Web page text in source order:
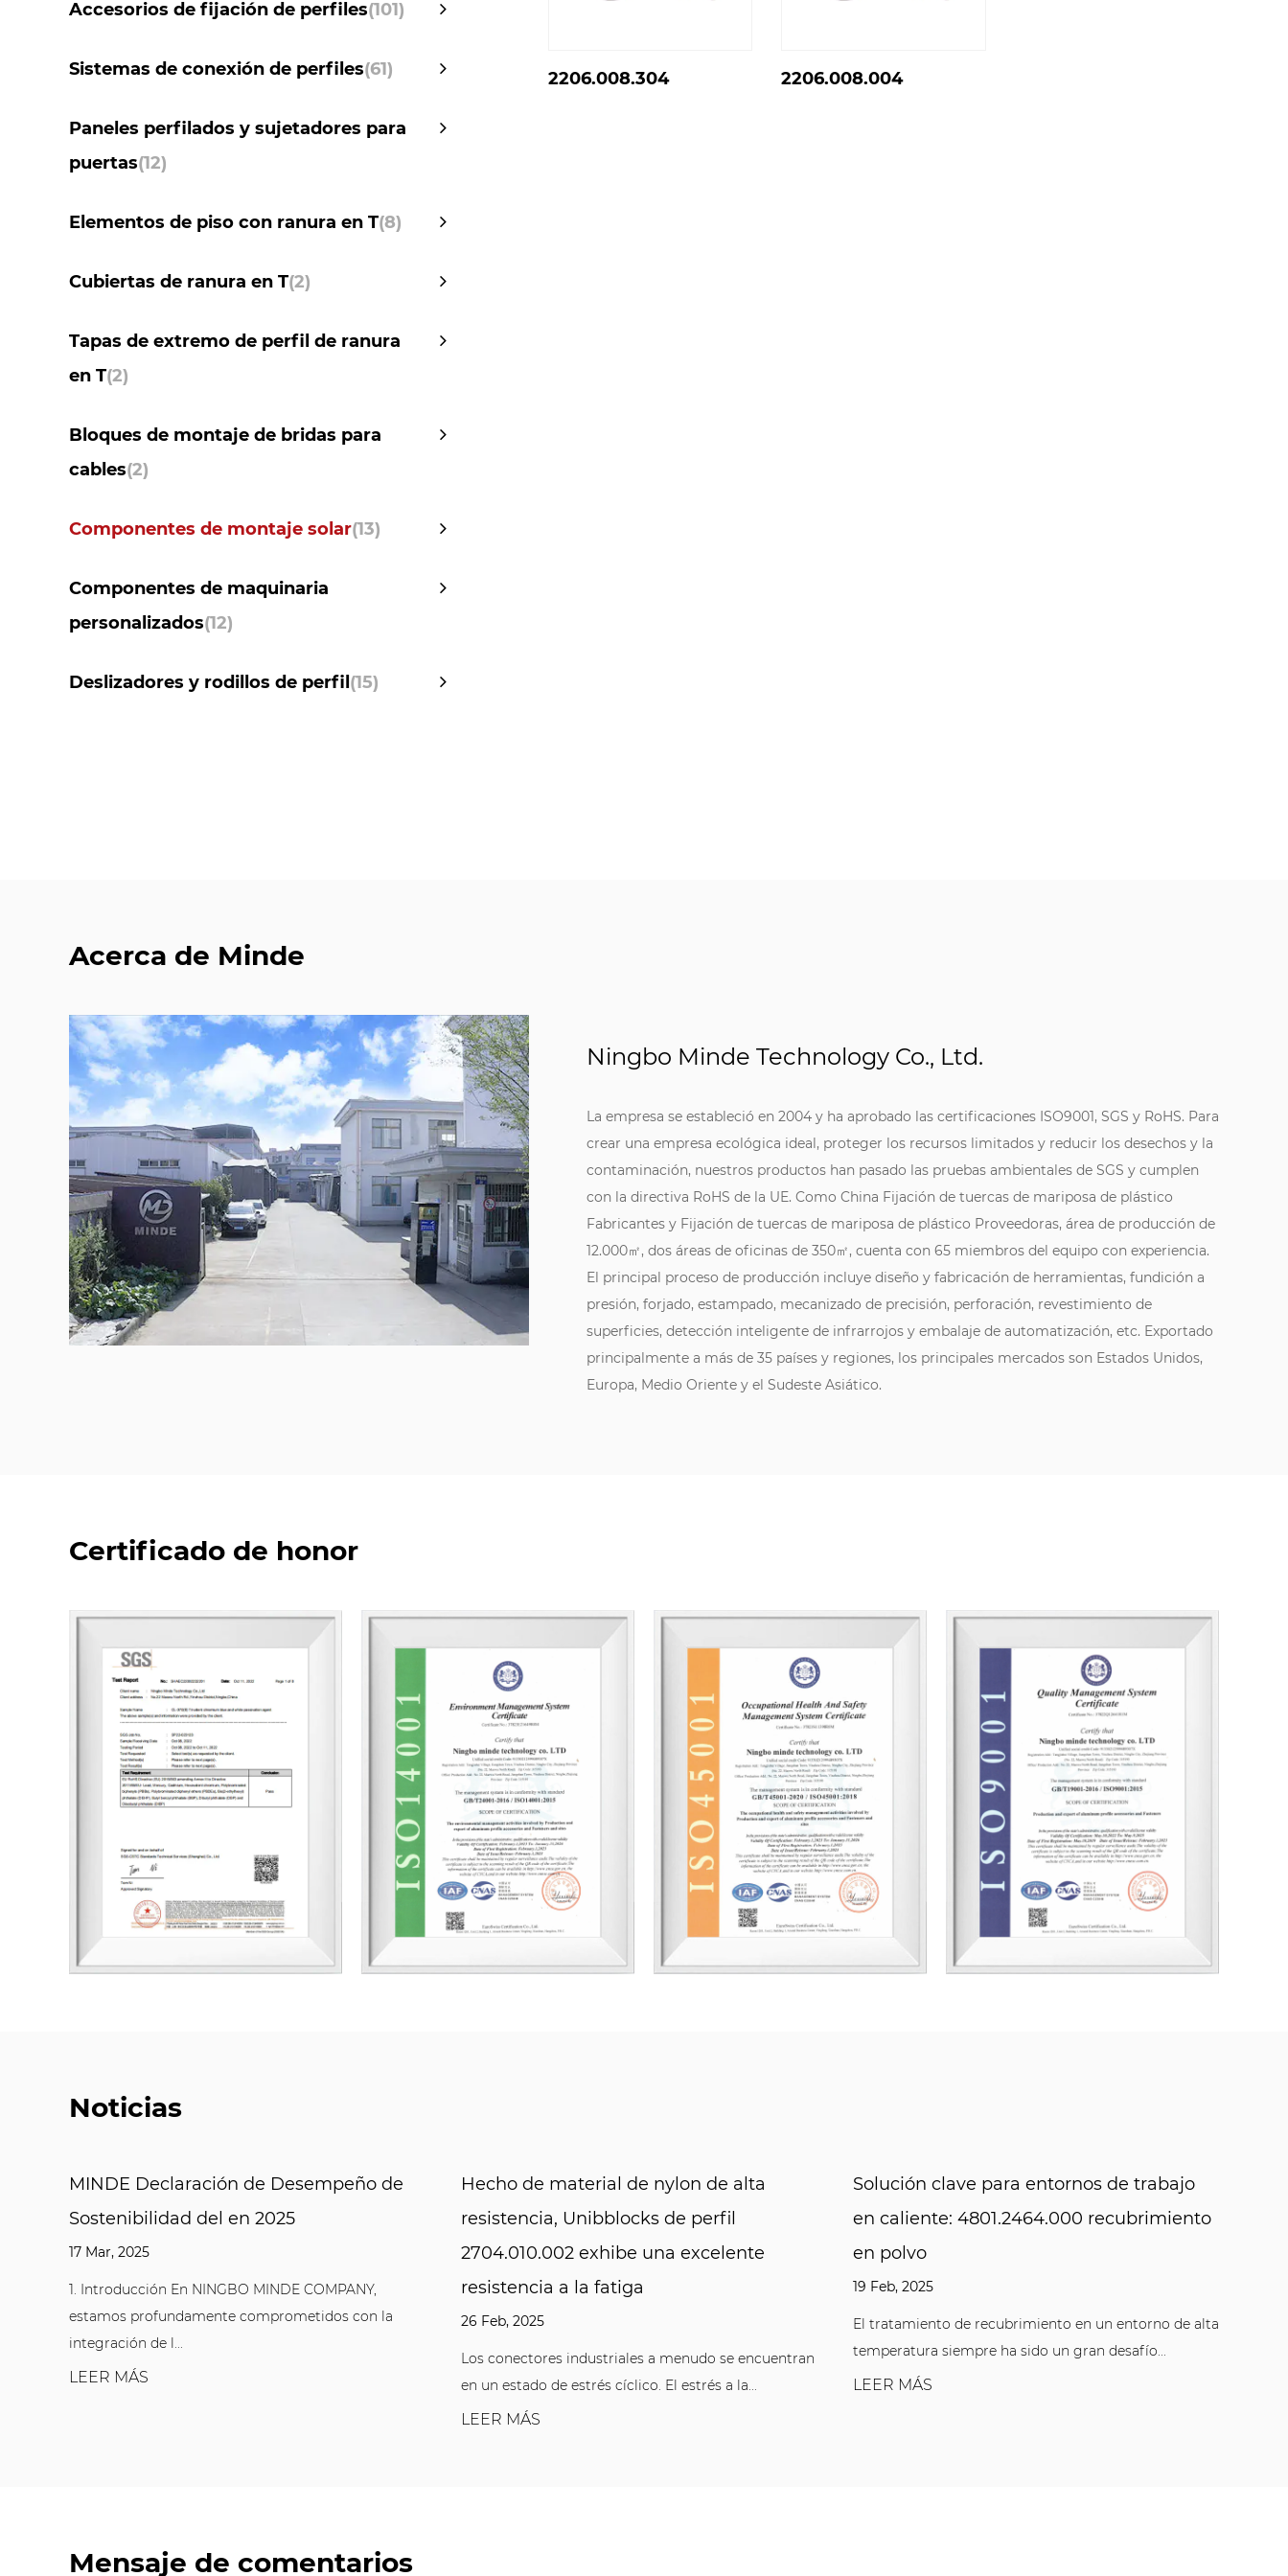
Accesorios de fijación de perfiles(101)
Sistemas de conexión de perfiles(61)
Paneles perfilados y sujetadores para
puertas(12)
Elementos de piso con ranura en T(8)
Cubiertas de ranura en T(2)
Tapas de extremo de perfil de ranura
en T(2)
Bloques de montaje de bridas para
cables(2)
Componentes de montaje solar(13)
Componentes de maquinaria
personalizados(12)
Deslizadores y rodillos de perfil (15)
2206.008.304 2206.008.004
Acerca de Minde
Ningbo Minde Technology Co., Ltd.
La empresa se estableció en 2004 y ha aprobado las certificaciones ISO9001, SGS y RoHS. Para
crear una empresa ecológica ideal, proteger los recursos limitados y reducir los desechos y la
contaminación, nuestros productos han pasado las pruebas ambientales de SGS y cumplen
con la directiva RoHS de la UE. Como China Fijación de tuercas de mariposa de plástico
Fabricantes y Fijación de tuercas de mariposa de plástico Proveedoras, área de producción de
12.000㎡, dos áreas de oficinas de 350㎡, cuenta con 65 miembros del equipo con experiencia.
El principal proceso de producción incluye diseño y fabricación de herramientas, fundición a
presión, forjado, estampado, mecanizado de precisión, perforación, revestimiento de
superficies, detección inteligente de infrarrojos y embalaje de automatización, etc. Exportado
principalmente a más de 35 países y regiones, los principales mercados son Estados Unidos,
Europa, Medio Oriente y el Sudeste Asiático.
Certificado de honor
Noticias
de
COMPANY,
con la
Hecho de material de nylon de alta
resistencia, Unibblocks de perfil
2704.010.002 exhibe una excelente
resistencia a la fatiga
26 Feb, 2025
Los conectores industriales a menudo se encuentran
en un estado de estrés cíclico. El estrés a la...
Solución clave para entornos de trabajo
en caliente: 4801.2464.000 recubrimiento
en polvo
19 Feb, 2025
El tratamiento de recubrimiento en un entorno de alta
temperatura siempre ha sido un gran desafío...
LEER MÁS
Conjunto flexible y reconfiguración
las ventajas de 3402.010.001 Tuercas
En el ajuste tradicional de equipos industriales,
muchos componentes requieren herramientas
Mensaje de comentarios